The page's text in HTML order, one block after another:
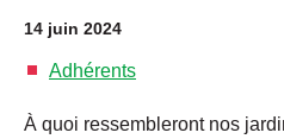
14 juin 2024
Adhérents
À quoi ressembleront nos